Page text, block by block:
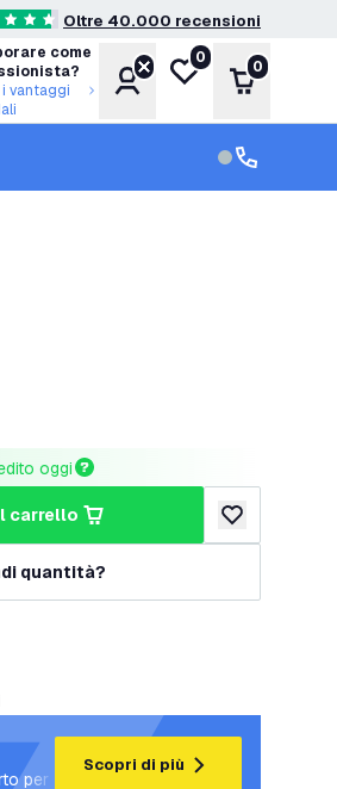
di valutazione
Oltre 40.000 recensioni
come
vantaggi
AccountLista desideri
0
Carrello
0
Servizio
Assistenza
oggi
carrello
aggiungi alla
quantità?
per progetti e piani di illuminazione
Scopri di più